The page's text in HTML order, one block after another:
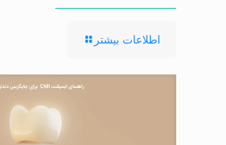
اطلاعات بیشتر
پس